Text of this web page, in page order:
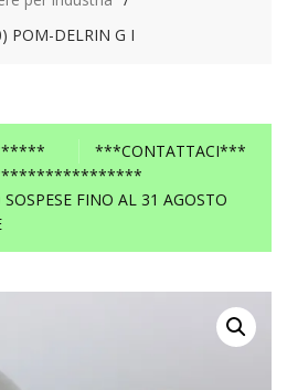
POM-DELRIN G I
***CONTATTACI***
FINO AL 31 AGOSTO